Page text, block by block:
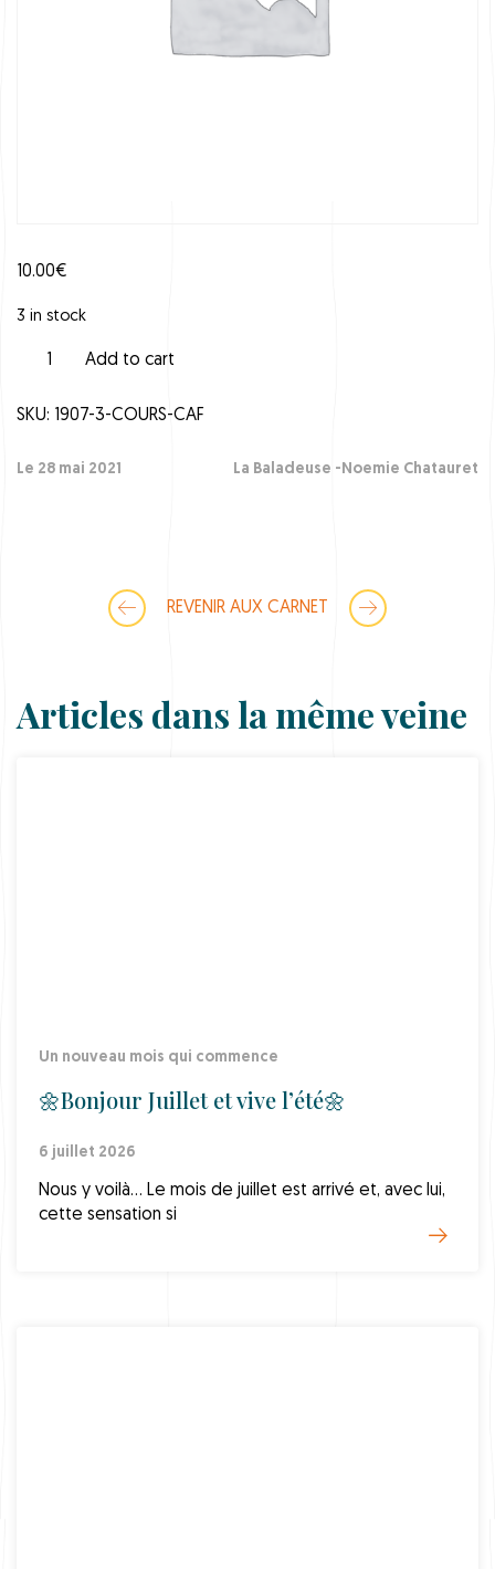
10.00€
3 in stock
r
C
A
Add to cart
SKU: 1907-3-COURS-CAF
Le 28 mai 2021 La Baladeuse -Noemie Chatauret
REVENIR AUX CARNET
Articles dans la même veine
Un nouveau mois qui commence
🌼Bonjour Juillet et vive l’été🌼
6 juillet 2026
Nous y voilà… Le mois de juillet est arrivé et, avec lui,
cette sensation si